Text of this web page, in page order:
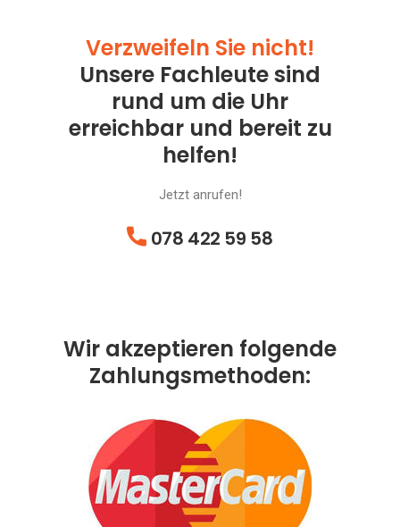
Verzweifeln Sie nicht!
Unsere Fachleute sind
rund um die Uhr
erreichbar und bereit zu
helfen!
Jetzt anrufen!
078 422 59 58
Wir akzeptieren folgende
Zahlungsmethoden: